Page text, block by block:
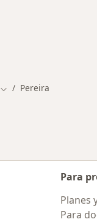
Cambiar de ciudad
Pereira
Para
Planes
Para